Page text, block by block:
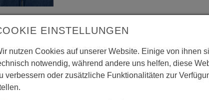
Abteilungsleiter II
Herr Mathias Hain-Brakemeier
EINSTELLUNGEN
nutzen Cookies auf unserer Website. Einige von ihnen
notwendig, während andere uns helfen, diese
verbessern oder zusätzliche Funktionalitäten zur